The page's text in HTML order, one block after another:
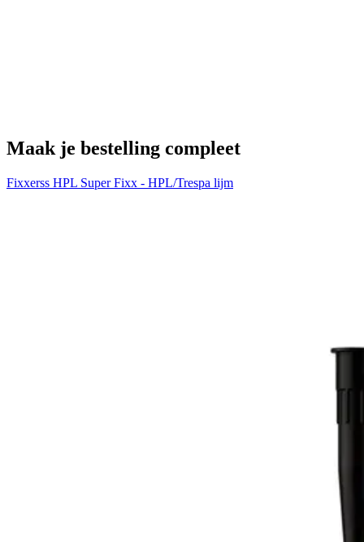
Maak je bestelling compleet
Fixxerss HPL Super Fixx - HPL/Trespa lijm